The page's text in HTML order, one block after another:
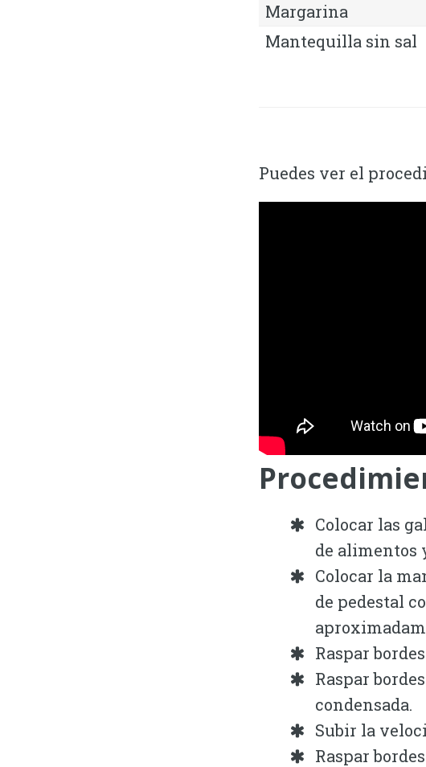
Margarina
Mantequilla sin sal
Puedes ver el
Colocar las
de alimentos
Colocar la
de pedestal
Raspar
Raspar
condensada.
Subir la
Raspar